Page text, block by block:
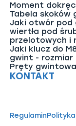
Moment
Tabela skoków
Jaki otwór pod
wiertła pod
przelotowych i
Jaki klucz do
gwint - rozmiar
Pręty
KONTAKT
Regulamin